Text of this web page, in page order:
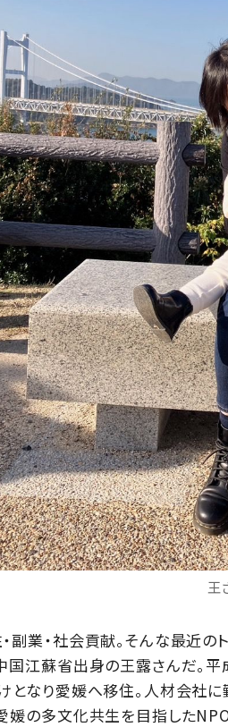
王
副業・社会貢献。そんな最近
国江蘇省出身の王露さんだ。
となり愛媛へ移住。人材会社
媛の多文化共生を目指した